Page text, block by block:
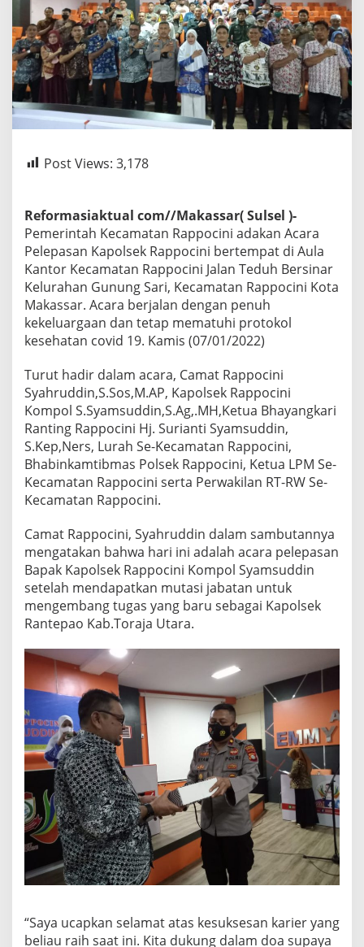
Post Views: 3,178
Reformasiaktual com//Makassar( Sulsel )-
Pemerintah Kecamatan Rappocini adakan Acara
Pelepasan Kapolsek Rappocini bertempat di Aula
Kantor Kecamatan Rappocini Jalan Teduh Bersinar
Kelurahan Gunung Sari, Kecamatan Rappocini Kota
Makassar. Acara berjalan dengan penuh
kekeluargaan dan tetap mematuhi protokol
kesehatan covid 19. Kamis (07/01/2022)
Turut hadir dalam acara, Camat Rappocini
Syahruddin,S.Sos,M.AP, Kapolsek Rappocini
Kompol S.Syamsuddin,S.Ag,.MH,Ketua Bhayangkari
Ranting Rappocini Hj. Surianti Syamsuddin,
S.Kep,Ners, Lurah Se-Kecamatan Rappocini,
Bhabinkamtibmas Polsek Rappocini, Ketua LPM Se-
Kecamatan Rappocini serta Perwakilan RT-RW Se-
Kecamatan Rappocini.
Camat Rappocini, Syahruddin dalam sambutannya
mengatakan bahwa hari ini adalah acara pelepasan
Bapak Kapolsek Rappocini Kompol Syamsuddin
setelah mendapatkan mutasi jabatan untuk
mengembang tugas yang baru sebagai Kapolsek
Rantepao Kab.Toraja Utara.
“Saya ucapkan selamat atas kesuksesan karier yang
beliau raih saat ini. Kita dukung dalam doa supaya